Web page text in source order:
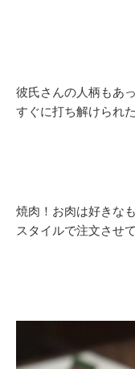
彼氏さんの人柄もあ
すぐに打ち解けられ
焼肉！お肉は好きな
スタイルで注文させ